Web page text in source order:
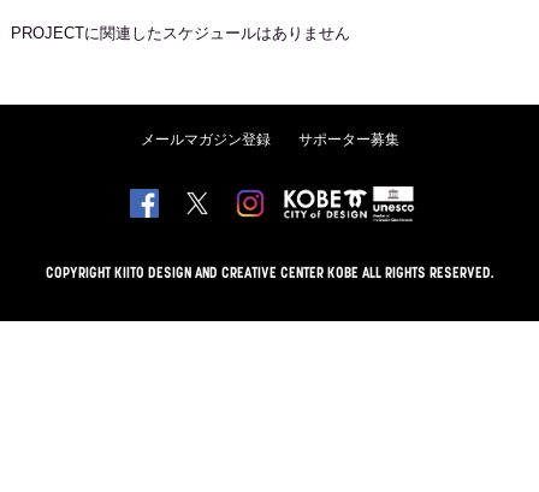
PROJECTに関連したスケジュールはありません
メールマガジン登録 サポーター募集
COPYRIGHT KIITO DESIGN AND CREATIVE CENTER KOBE ALL RIGHTS RESERVED.